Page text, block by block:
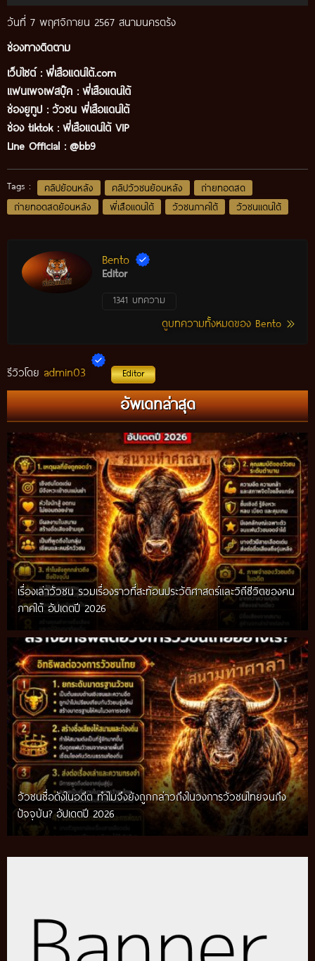
วันที่ 7 พฤศจิกายน 2567 สนามนครตรัง
ช่องทางติดตาม
เว็บไซต์ : พี่เสือแดนใต้.com
แฟนเพจเฟสบุ๊ค : พี่เสือแดนใต้
ช่องยูทูป : วัวชน พี่เสือแดนใต้
ช่อง tiktok : พี่เสือแดนใต้ VIP
Line Official : @bb9
Tags : คลิปย้อนหลัง คลิปวัวชนย้อนหลัง
ถ่ายทอดสด
ถ่ายทอดสดย้อนหลัง
พี่เสือแดนใต้ วัวชนภาคใต้ วัวชนแดนใต้
Bento
Editor
1341 บทความ
ดูบทความทั้งหมดของ Bento
รีวิวโดย admin03 Editor
อัพเดทล่าสุด
เรื่องเล่าวัวชน รวมเรื่องราวที่สะท้อนประวัติศาสตร์และวิถีชีวิตของคน
ภาคใต้ อัปเดตปี 2026
วัวชนชื่อดังในอดีต ทำไมจึงยังถูกกล่าวถึงในวงการวัวชนไทยจนถึง
ปัจจุบัน? อัปเดตปี 2026
กติกาวัวชนสมัยก่อน วิถีการแข่งขันดั้งเดิมที่สืบทอดผ่านภูมิปัญญา
ท้องถิ่น อัปเดตปี 2026